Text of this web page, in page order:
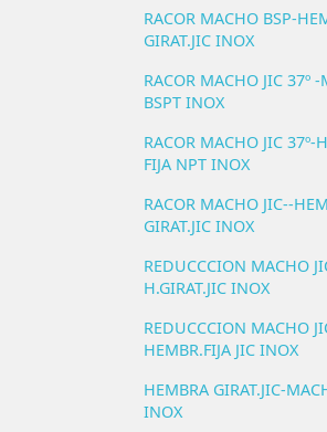
RACOR MACHO BSP-
GIRAT.JIC INOX
RACOR MACHO JIC 37º
BSPT INOX
RACOR MACHO JIC 37º-
FIJA NPT INOX
RACOR MACHO JIC--
GIRAT.JIC INOX
REDUCCCION MACHO
H.GIRAT.JIC INOX
REDUCCCION MACHO
HEMBR.FIJA JIC INOX
HEMBRA GIRAT.JIC-
INOX